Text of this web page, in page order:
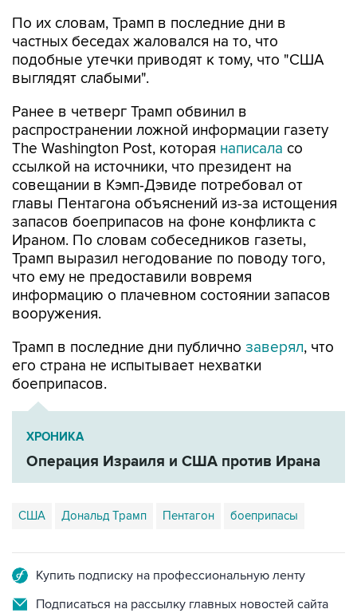
По их словам, Трамп в последние дни в
частных беседах жаловался на то, что
подобные утечки приводят к тому, что "США
выглядят слабыми".
Ранее в четверг Трамп обвинил в
распространении ложной информации газету
The Washington Post, которая написала со
ссылкой на источники, что президент на
совещании в Кэмп-Дэвиде потребовал от
главы Пентагона объяснений из-за истощения
запасов боеприпасов на фоне конфликта с
Ираном. По словам собеседников газеты,
Трамп выразил негодование по поводу того,
что ему не предоставили вовремя
информацию о плачевном состоянии запасов
вооружения.
Трамп в последние дни публично заверял, что
его страна не испытывает нехватки
боеприпасов.
ХРОНИКА
Операция Израиля и США против Ирана
США Дональд Трамп Пентагон боеприпасы
Купить подписку на профессиональную ленту
Подписаться на рассылку главных новостей сайта